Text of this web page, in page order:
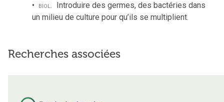
biol. Introduire des germes, des bactéries dans
un milieu de culture pour qu’ils se multiplient.
Recherches associées